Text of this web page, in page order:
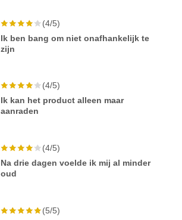
(4/5)
Ik ben bang om niet onafhankelijk te
zijn
(4/5)
Ik kan het product alleen maar
aanraden
(4/5)
Na drie dagen voelde ik mij al minder
oud
(5/5)